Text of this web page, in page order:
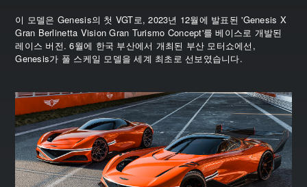
이 모델은 Genesis의 첫 VGT로, 2023년 12월에 발표된 'Genesis X
Gran Berlinetta Vision Gran Turismo Concept'를 베이스로 개발된
레이스 버전. 6월에 한국 부산에서 개최된 부산 모터쇼에선,
Genesis가 풀 스케일 모델을 세계 최초로 선보였습니다.